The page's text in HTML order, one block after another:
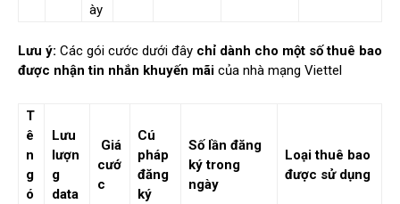
ày
Lưu ý: Các gói cước dưới đây chỉ dành cho một số thuê bao
được nhận tin nhắn khuyến mãi của nhà mạng Viettel
T
ê
n
g
ó
Lưu
lượn
g
data
Giá
cướ
c
Cú
pháp
đăng
ký
Số lần đăng
ký trong
ngày
Loại thuê bao
được sử dụng